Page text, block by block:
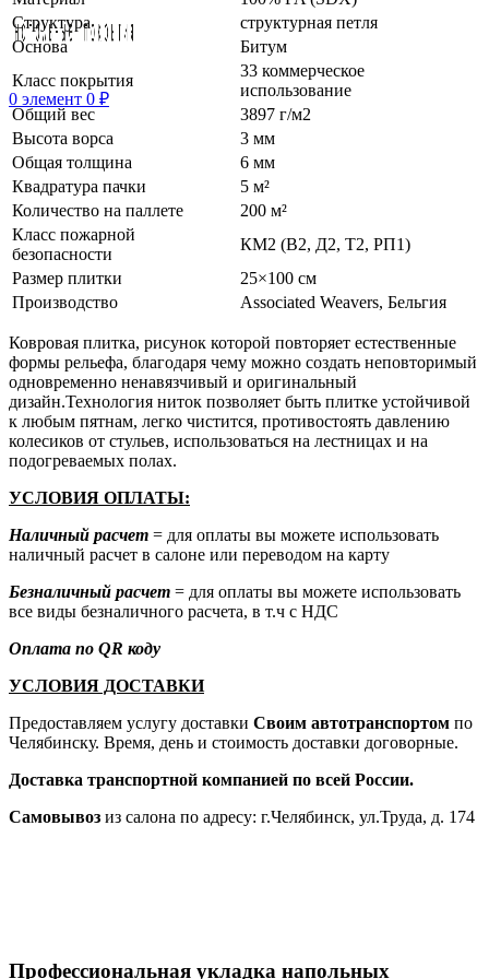
0 элемент 0 ₽
Структура
структурная петля
Основа
Битум
Класс покрытия
33 коммерческое
использование
Общий вес
3897 г/м2
Высота ворса
3 мм
Общая толщина
6 мм
Квадратура пачки
5 м²
Количество на паллете
200 м²
Класс пожарной
безопасности
КМ2 (В2, Д2, Т2, РП1)
Размер плитки
25×100 см
Производство
Associated Weavers, Бельгия
Ковровая плитка, рисунок которой повторяет естественные
формы рельефа, благодаря чему можно создать неповторимый
одновременно ненавязчивый и оригинальный
дизайн.Технология ниток позволяет быть плитке устойчивой
к любым пятнам, легко чистится, противостоять давлению
колесиков от стульев, использоваться на лестницах и на
подогреваемых полах.
УСЛОВИЯ ОПЛАТЫ:
Наличный расчет = для оплаты вы можете использовать
наличный расчет в салоне или переводом на карту
Безналичный расчет = для оплаты вы можете использовать
все виды безналичного расчета, в т.ч с НДС
Оплата по QR коду
УСЛОВИЯ ДОСТАВКИ
Предоставляем услугу доставки Своим автотранспортом по
Челябинску. Время, день и стоимость доставки договорные.
Доставка транспортной компанией по всей России.
Самовывоз из салона по адресу: г.Челябинск, ул.Труда, д. 174
Профессиональная укладка напольных